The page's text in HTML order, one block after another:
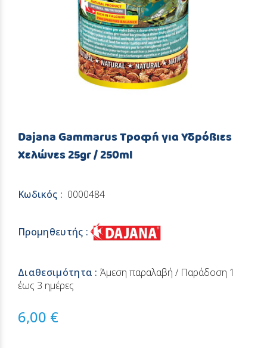
Dajana Gammarus Τροφή για Υδρόβιες
Χελώνες 25gr / 250ml
Κωδικός : 0000484
Προμηθευτής :
Διαθεσιμότητα :Άμεση παραλαβή / Παράδoση 1
έως 3 ημέρες
6,00 €